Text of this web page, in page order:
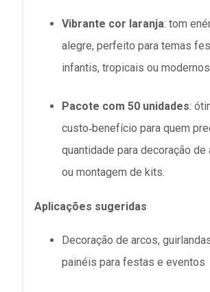
Vibrante cor laranja: tom
alegre, perfeito para temas
infantis, tropicais ou modernos
Pacote com 50 unidades:
custo‑benefício para quem
quantidade para decoração de
ou montagem de kits.
Aplicações sugeridas
Decoração de arcos,
painéis para festas e eventos